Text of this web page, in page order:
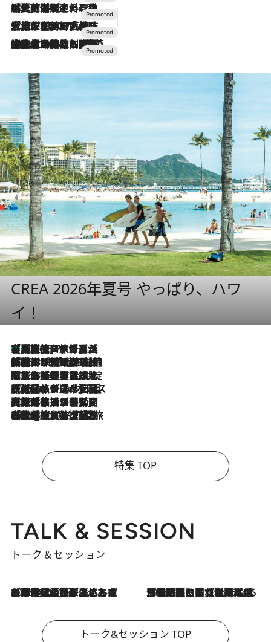
2026.7.24
【夏限定ディナーコース】旬を迎える稚鮎や花ズッキーニなどをイタリア・トスカーナの郷土料理の手法で満喫！
2026.7.17
「土佐和ハーブかき氷」がOMO7高知に登場！生姜、山椒、大葉など目にも舌にも涼を呼ぶ郷土の味
2026.7.10
NEW OPEN！【界 草津】名湯の地に誕生。趣の異なる2種の温泉と上州ならではの会席・蕎麦割烹など美食を味わう究極の癒やし旅
CREA 2026年夏号 やっぱり、ハワ
イ！
2026.8.7
【厳選旅コスメ】「多機能アイテムがメイン！」旅好き美容エディターが選んだ夏旅ベストコスメを発表【Mサイズジップ】
2026.8.6
「荷物が増えるほど旅ストレスは増す」美容ジャーナリストがたどり着いた最終結論。“化粧品を劇的に減らす”感動の凝縮美容とは
2026.8.6
「旅先には金髪ウィッグを持参」日本と同じメイクでは損してる!? 美容ジャーナリストが提案する“掟破りの旅美容”とは
2026.8.6
【厳選旅コスメ】「身軽さ＆UV対策重視！」ヘアアーティストshucoが選んだ夏旅ベストコスメを発表【Mサイズジップ】
2026.8.5
【厳選旅コスメ】国内をあちこち移動する河井菜摘が選んだ夏旅ベストコスメ発表！「リラックスアイテムはマスト」【Mサイズジップ】
2026.8.4
【厳選旅コスメ】「紫外線＆乾燥対策しながらメイク感も！」ヘア＆メイクGeorgeが選んだ夏旅ベストコスメを発表！【Mサイズジップ】
特集 TOP
TALK & SESSION
トーク＆セッション
2026.8.3
「今後値上げがあるとすれば…」「リスクがあるのは今年の冬」エネルギー専門家が語る、ホルムズ海峡封鎖が家庭にもたらす“ある心配” 2026.8.3
「住宅建てられない…」「サーチャージ料の高値が続いている」ホルムズ海峡封鎖による影響はいつまで続く？《エネルギー専門家に聞く“どうなる日本の暮らし”》
トーク&セッション TOP